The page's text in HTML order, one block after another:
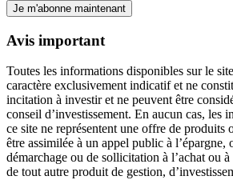
Je m'abonne maintenant
Avis important
Toutes les informations disponibles sur le
caractère exclusivement indicatif et ne
incitation à investir et ne peuvent être
conseil d’investissement. En aucun cas, les
ce site ne représentent une offre de produits
être assimilée à un appel public à l’épargne,
démarchage ou de sollicitation à l’achat ou
de tout autre produit de gestion,